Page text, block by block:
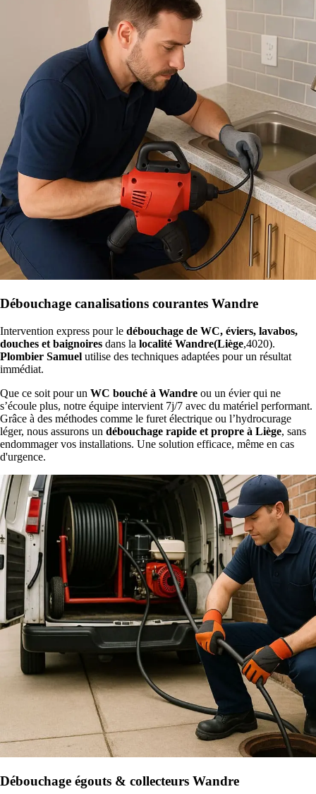
Débouchage canalisations courantes Wandre
Intervention express pour le débouchage de WC, éviers, lavabos,
douches et baignoires dans la localité Wandre(Liège,4020).
Plombier Samuel utilise des techniques adaptées pour un résultat
immédiat.
Que ce soit pour un WC bouché à Wandre ou un évier qui ne
s’écoule plus, notre équipe intervient 7j/7 avec du matériel performant.
Grâce à des méthodes comme le furet électrique ou l’hydrocurage
léger, nous assurons un débouchage rapide et propre à Liège, sans
endommager vos installations. Une solution efficace, même en cas
d'urgence.
Débouchage égouts & collecteurs Wandre